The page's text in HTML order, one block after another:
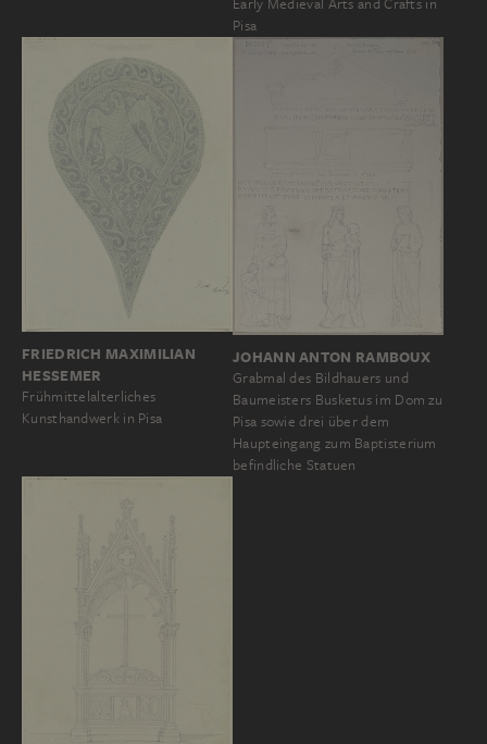
Early Medieval Arts and Crafts in
Pisa
FRIEDRICH MAXIMILIAN
HESSEMER
Frühmittelalterliches
Kunsthandwerk in Pisa
JOHANN ANTON RAMBOUX
Grabmal des Bildhauers und
Baumeisters Busketus im Dom zu
Pisa sowie drei über dem
Haupteingang zum Baptisterium
befindliche Statuen